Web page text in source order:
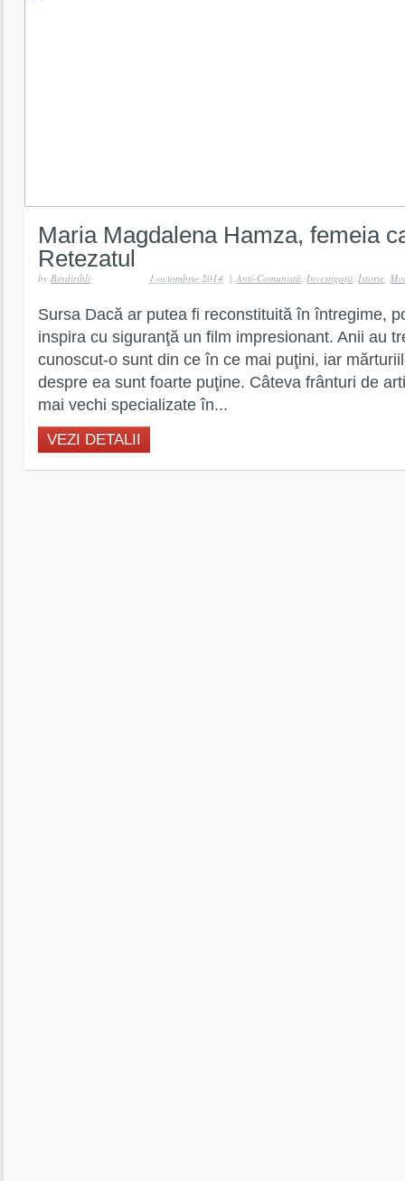
Maria Magdalena Hamza, femeia
Retezatul
by Bindiribli | Anti-Comunistă,Investigaţii,Istorie,
1 octombrie 2014
Sursa Dacă ar putea fi reconstituită în întregime,
inspira cu siguranţă un film impresionant. Anii au
cunoscut-o sunt din ce în ce mai puţini, iar
despre ea sunt foarte puţine. Câteva frânturi de
mai vechi specializate în...
VEZI DETALII